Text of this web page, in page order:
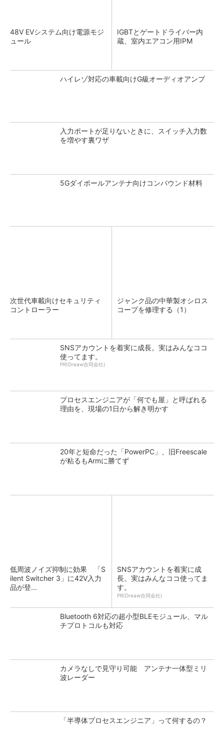
48V EVシステム向け電源モジ
ュール
IGBTとゲートドライバー内
蔵、室内エアコン用IPM
ハイレゾ対応の車載向けG級オーディオアンプ
入力ポートが足りないときに、スイッチ入力数
を増やす裏ワザ
5Gダイポールアンテナ向けコンパウンド材料
次世代車載向けセキュリティ
コントローラー
ジャンク品の中華製オシロス
コープを修理する（1）
SNSアカウントを着実に成長。実はみんなココ
使ってます。
PR(Dreaw合同会社)
プロセスエンジニアが「何でも屋」と呼ばれる
理由を、現場の1日から解き明かす
20年と短命だった「PowerPC」、旧Freescale
が粘るもArmに勝てず
低周波ノイズ抑制に効果 「S
ilent Switcher 3」に42V入力
品が登...
SNSアカウントを着実に成
長。実はみんなココ使ってま
す。
PR(Dreaw合同会社)
Bluetooth 6対応の超小型BLEモジュール、マル
チプロトコルも対応
カメラなしで見守り可能 アンテナ一体型ミリ
波レーダー
「半導体プロセスエンジニア」って何するの？